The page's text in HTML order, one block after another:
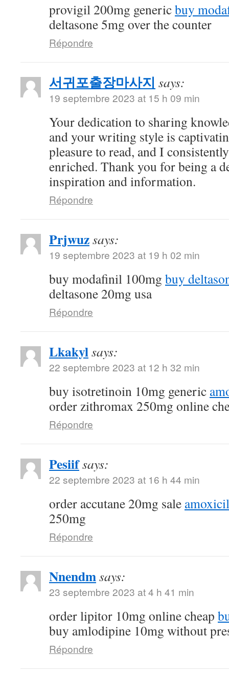
provigil 200mg genericbuy
deltasone 5mg over the counter
Répondre
서귀포출장마사지 says:
19 septembre 2023 at 15 h 09 min
Your dedication to sharing
and your writing style is
pleasure to read, and I
enriched. Thank you for being a
inspiration and information.
Répondre
Prjwuzsays:
19 septembre 2023 at 19 h 02 min
buy modafinil 100mg buy
deltasone 20mg usa
Répondre
Lkakylsays:
22 septembre 2023 at 12 h 32 min
buy isotretinoin 10mg generic
order zithromax 250mg online
Répondre
Pesiifsays:
22 septembre 2023 at 16 h 44 min
order accutane 20mg sale
250mg
Répondre
Nnendmsays:
23 septembre 2023 at 4 h 41 min
order lipitor 10mg online cheap
buy amlodipine 10mg without
Répondre